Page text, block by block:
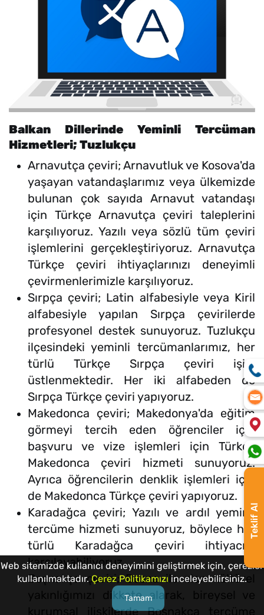
Balkan Dillerinde Yeminli Tercüman
Hizmetleri; Tuzlukçu
Arnavutça çeviri; Arnavutluk ve Kosova'da
yaşayan vatandaşlarımız veya ülkemizde
bulunan çok sayıda Arnavut vatandaşı
için Türkçe Arnavutça çeviri taleplerini
karşılıyoruz. Yazılı veya sözlü tüm çeviri
işlemlerini gerçekleştiriyoruz. Arnavutça
Türkçe çeviri ihtiyaçlarınızı deneyimli
çevirmenlerimizle karşılıyoruz.
Sırpça çeviri; Latin alfabesiyle veya Kiril
alfabesiyle yapılan Sırpça çevirilerde
profesyonel destek sunuyoruz. Tuzlukçu
ilçesindeki yeminli tercümanlarımız, her
türlü Türkçe Sırpça çeviri işini
üstlenmektedir. Her iki alfabeden de
Sırpça Türkçe çeviri yapıyoruz.
Makedonca çeviri; Makedonya'da eğitim
görmeyi tercih eden öğrenciler için
başvuru ve vize işlemleri için Türkçe
Makedonca çeviri hizmeti sunuyoruz.
Ayrıca öğrencilerin denklik işlemleri için
de Makedonca Türkçe çeviri yapıyoruz.
Karadağca çeviri; Yazılı ve ardıl yeminli
tercüme hizmeti sunuyoruz, böylece her
türlü Karadağca çeviri ihtiyacını
karşılayabiliyoruz.
Boşnakça çeviri; Bosna ile olan kültürel
yakınlığımızı dikkate alarak, bireysel ve
kurumsal ilişkilerde Boşnakça tercüme
Teklif Al
Web sitemizde kullanıcı deneyimini geliştirmek için, çerezler
kullanılmaktadır. Çerez Politikamızı inceleyebilirsiniz.
Tamam